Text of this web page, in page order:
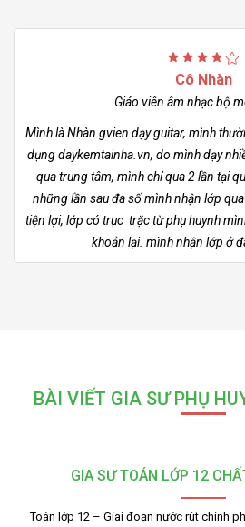
Cô Nhàn
Giáo viên âm nhạc bộ
Mình là Nhàn gvien dạy guitar, mình
dụng daykemtainha.vn, do mình dạy
qua trung tâm, mình chỉ qua 2 lần tại
những lần sau đa số mình nhận lớp
tiện lợi, lớp có trục trặc từ phụ huynh
khoản lại. mình nhận lớp ở
BÀI VIẾT GIA SƯ PHỤ
GIA SƯ TOÁN LỚP 12
Toán lớp 12 – Giai đoạn nước rút chinh